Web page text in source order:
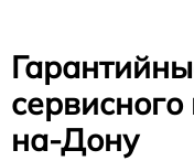
на-Дону